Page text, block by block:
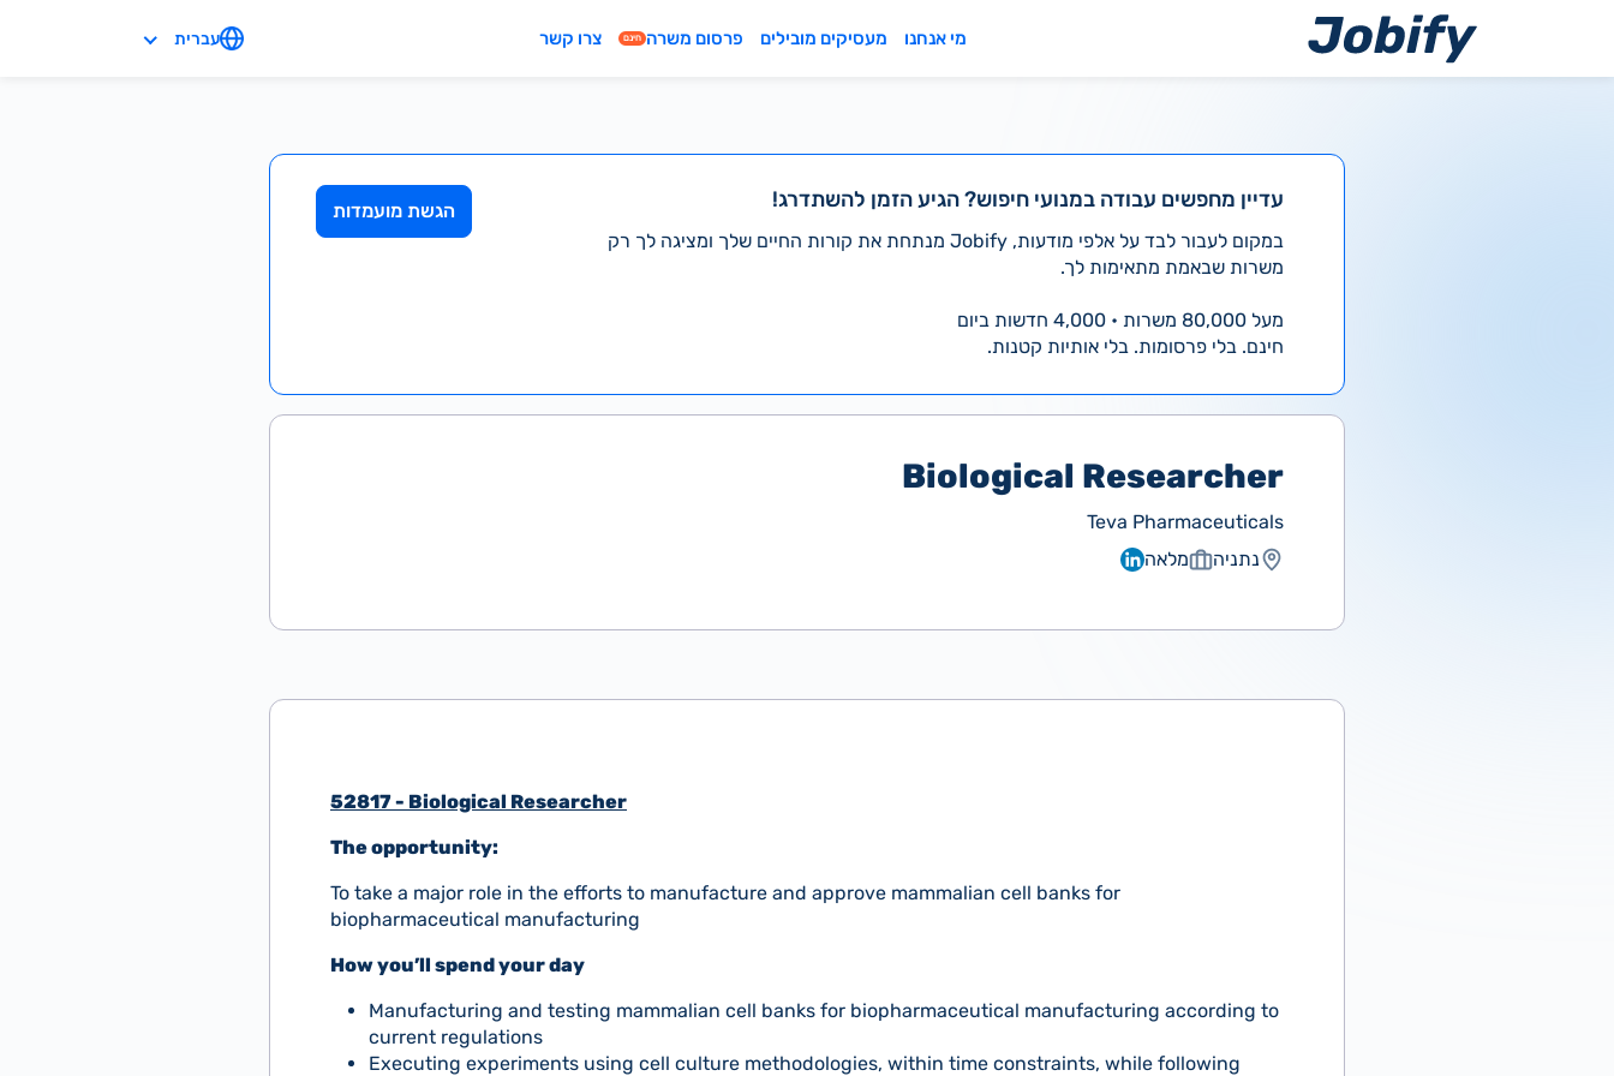
מי אנחנו מעסיקים מובילים פרסום משרה חינם צרו קשר עברית
עדיין מחפשים עבודה במנועי חיפוש? הגיע הזמן להשתדרג!
במקום לעבור לבד על אלפי מודעות, Jobify מנתחת את קורות החיים שלך ומציגה לך רק
משרות שבאמת מתאימות לך.
מעל 80,000 משרות • 4,000 חדשות ביום
חינם. בלי פרסומות. בלי אותיות קטנות.
הגשת מועמדות
Biological Researcher
Teva Pharmaceuticals
נתניה
מלאה
52817 - Biological Researcher
The opportunity:
To take a major role in the efforts to manufacture and approve mammalian cell banks for
biopharmaceutical manufacturing
How you’ll spend your day
Manufacturing and testing mammalian cell banks for biopharmaceutical manufacturing according to
current regulations
Executing experiments using cell culture methodologies, within time constraints, while following